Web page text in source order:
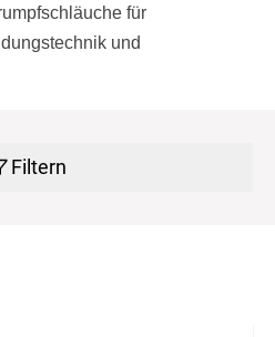
für
und
Filtern